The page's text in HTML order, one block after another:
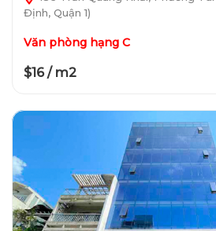
Định, Quận 1)
Văn phòng hạng C
$16 / m2